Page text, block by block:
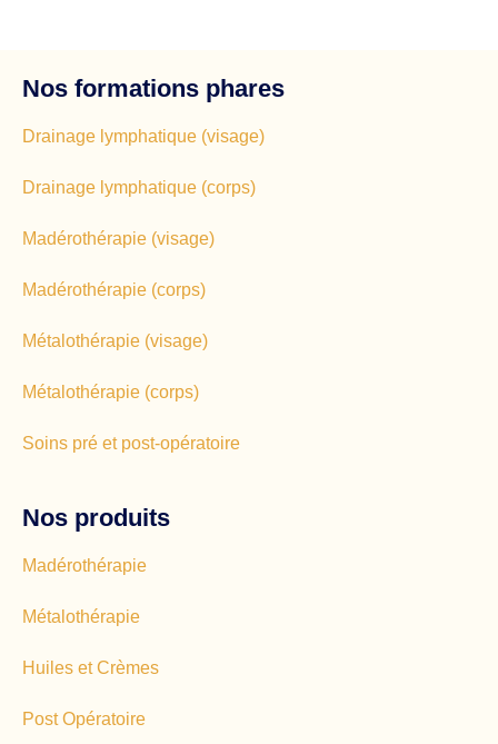
Nos formations phares
Drainage lymphatique (visage)
Drainage lymphatique (corps)
Madérothérapie (visage)
Madérothérapie (corps)
Métalothérapie (visage)
Métalothérapie (corps)
Soins pré et post-opératoire
Nos produits
Madérothérapie
Métalothérapie
Huiles et Crèmes
Post Opératoire